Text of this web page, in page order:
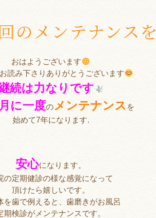
のメンテナンスを
おはようございます
読み下さりありがとうございます
続は力なりです
月に一度のメンテナンス を
始めて7年になります.
安心になります。
の定期健診の様な感覚になって
頂けたら嬉しいです。
を歯で例えると、歯磨きがお風呂
期検診がメンテナンスです。